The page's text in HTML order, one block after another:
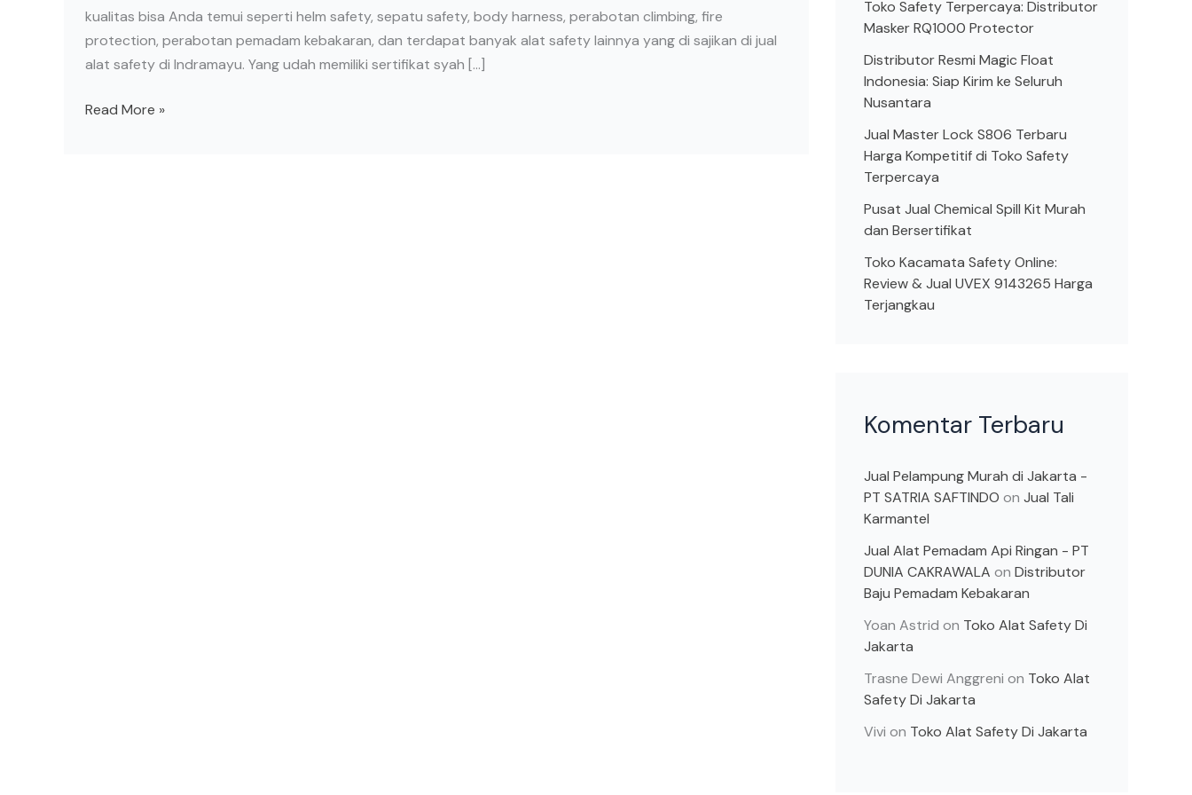
kualitas bisa Anda temui seperti helm safety, sepatu safety, body harness, perabotan climbing, fire
protection, perabotan pemadam kebakaran, dan terdapat banyak alat safety lainnya yang di sajikan di jual
alat safety di Indramayu. Yang udah memiliki sertifikat syah […]
Read More »
Toko Safety Terpercaya: Distributor
Masker RQ1000 Protector
Distributor Resmi Magic Float
Indonesia: Siap Kirim ke Seluruh
Nusantara
Jual Master Lock S806 Terbaru
Harga Kompetitif di Toko Safety
Terpercaya
Pusat Jual Chemical Spill Kit Murah
dan Bersertifikat
Toko Kacamata Safety Online:
Review & Jual UVEX 9143265 Harga
Terjangkau
Komentar Terbaru
Jual Pelampung Murah di Jakarta -
PT SATRIA SAFTINDO on Jual Tali
Karmantel
Jual Alat Pemadam Api Ringan - PT
DUNIA CAKRAWALA on Distributor
Baju Pemadam Kebakaran
Yoan Astrid on Toko Alat Safety Di
Jakarta
Trasne Dewi Anggreni on Toko Alat
Safety Di Jakarta
Vivi on Toko Alat Safety Di Jakarta